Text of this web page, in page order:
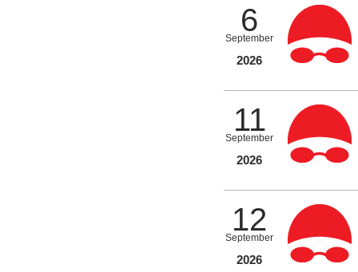
6
September
2026
11
September
2026
12
September
2026